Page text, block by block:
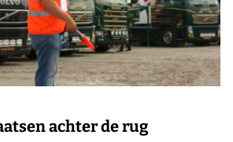
achter de rug